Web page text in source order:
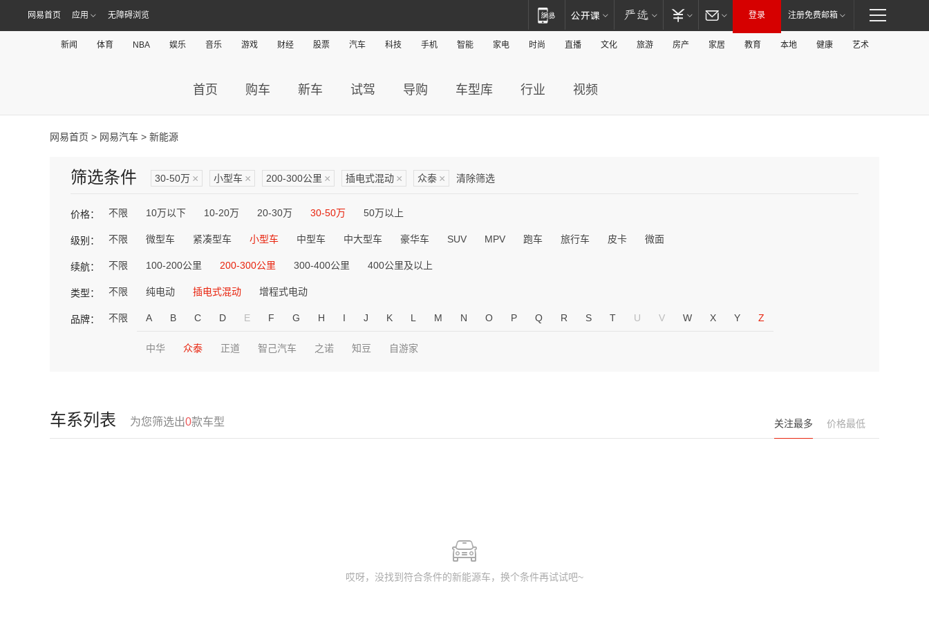
网易首页 应用 无障碍浏览 登录 注册免费邮箱
新闻 体育 NBA 娱乐 音乐 游戏 财经 股票 汽车 科技 手机 智能 家电 时尚 直播 文化 旅游 房产 家居 教育 本地 健康 艺术
首页 购车 新车 试驾 导购 车型库 行业 视频
网易首页 > 网易汽车 > 新能源
筛选条件 30-50万 × 小型车 × 200-300公里 × 插电式混动 × 众泰 × 清除筛选
价格： 不限 10万以下 10-20万 20-30万 30-50万 50万以上
级别： 不限 微型车 紧凑型车 小型车 中型车 中大型车 豪华车 SUV MPV 跑车 旅行车 皮卡 微面
续航： 不限 100-200公里 200-300公里 300-400公里 400公里及以上
类型： 不限 纯电动 插电式混动 增程式电动
品牌： 不限 A B C D E F G H I J K L M N O P Q R S T U V W X Y Z
中华 众泰 正道 智己汽车 之诺 知豆 自游家
车系列表 为您筛选出0款车型 关注最多 价格最低
哎呀，没找到符合条件的新能源车，换个条件再试试吧~